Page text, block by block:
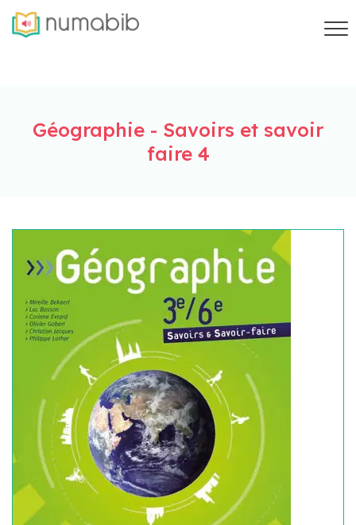
Géographie - Savoirs et savoir
faire 4